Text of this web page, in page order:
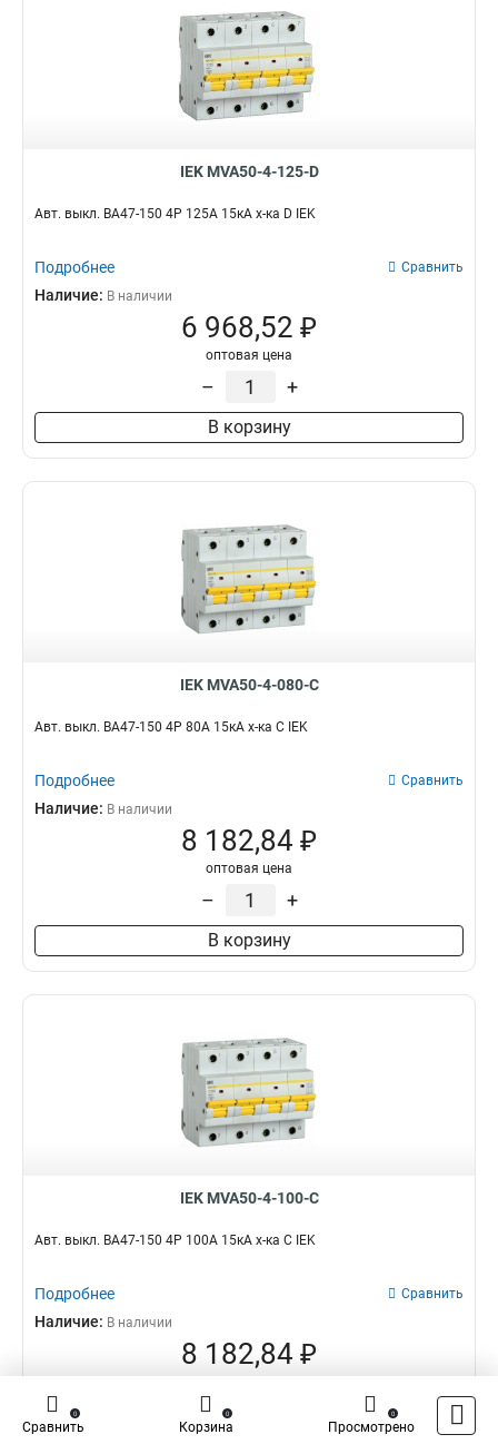
IEK MVA50-4-125-D
Авт. выкл. ВА47-150 4Р 125А 15кА х-ка D IEK
Подробнее Сравнить
Наличие: В наличии
6 968,52 ₽
оптовая цена
– +
В корзину
IEK MVA50-4-080-C
Авт. выкл. ВА47-150 4Р 80А 15кА х-ка C IEK
Подробнее Сравнить
Наличие: В наличии
8 182,84 ₽
оптовая цена
– +
В корзину
IEK MVA50-4-100-C
Авт. выкл. ВА47-150 4Р 100А 15кА х-ка C IEK
Подробнее Сравнить
Наличие: В наличии
8 182,84 ₽
–
Сравнить
0
Корзина
0
Просмотрено
0